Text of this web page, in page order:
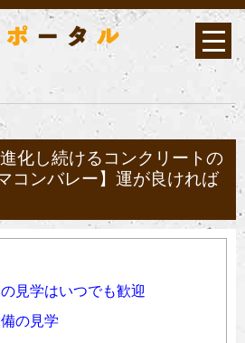
化し続けるコンクリートの
コンバレー】運が良ければ
見学はいつでも歓迎
の見学